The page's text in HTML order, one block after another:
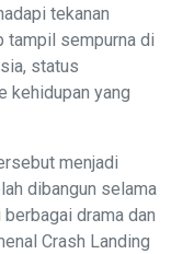
tekanan
tampil sempurna di
status
kehidupan yang
menjadi
dibangun selama
drama dan
Crash Landing